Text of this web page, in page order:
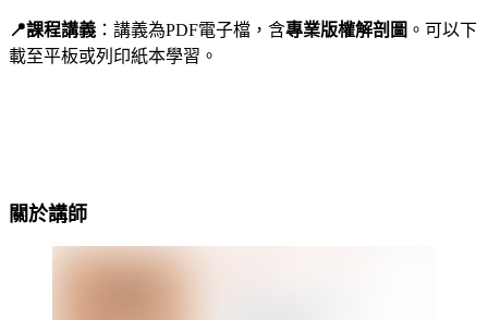
📍課程講義 ：講義為PDF電子檔，含專業版權解剖圖 。可以下
載至平板或列印紙本學習。
關於講師